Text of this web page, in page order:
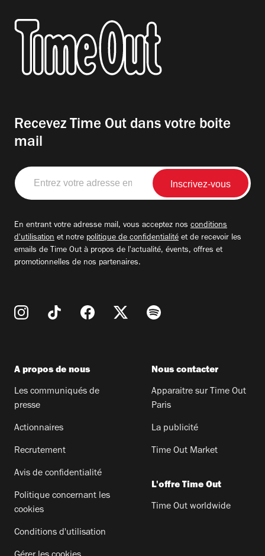
Recevez Time Out dans votre boite
mail
Entrez
votre
adresse
En entrant votre adresse mail, vous acceptez nos conditions
d'utilisation et notre politique de confidentialité et de recevoir les
emails de Time Out à propos de l'actualité, évents, offres et
promotionnelles de nos partenaires.
A propos de nous
Les communiqués de
presse
Actionnaires
Recrutement
Avis de confidentialité
Politique concernant les
cookies
Conditions d'utilisation
Nous contacter
Apparaitre sur Time Out
Paris
La publicité
Time Out Market
L'offre Time Out
Time Out worldwide